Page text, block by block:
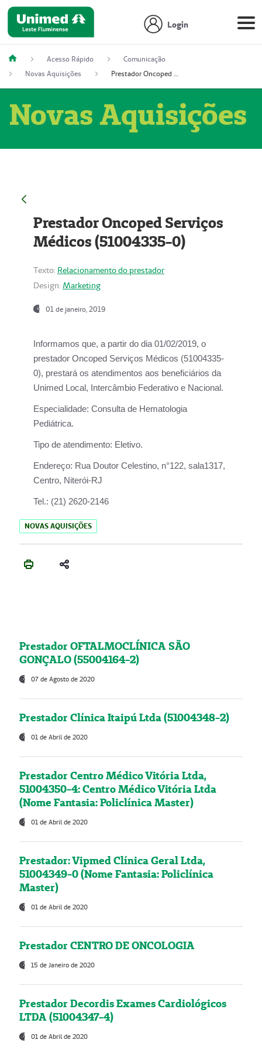
Login
Acesso Rápido
Comunicação
Novas Aquisições
Prestador Oncoped Serviços Médicos (51004335-0)
Novas Aquisições
Prestador Oncoped Serviços
Médicos (51004335-0)
Texto: Relacionamento do prestador
Design: Marketing
01 de janeiro, 2019
Informamos que, a partir do dia 01/02/2019, o
prestador Oncoped Serviços Médicos (51004335-
0), prestará os atendimentos aos beneficiários da
Unimed Local, Intercâmbio Federativo e Nacional.
Especialidade: Consulta de Hematologia
Pediátrica.
Tipo de atendimento: Eletivo.
Endereço: Rua Doutor Celestino, n°122, sala1317,
Centro, Niterói-RJ
Tel.: (21) 2620-2146
NOVAS AQUISIÇÕES
Prestador OFTALMOCLÍNICA SÃO
GONÇALO (55004164-2)
07 de Agosto de 2020
Prestador Clínica Itaipú Ltda (51004348-2)
01 de Abril de 2020
Prestador Centro Médico Vitória Ltda,
51004350-4: Centro Médico Vitória Ltda
(Nome Fantasia: Policlínica Master)
01 de Abril de 2020
Prestador: Vipmed Clínica Geral Ltda,
51004349-0 (Nome Fantasia: Policlínica
Master)
01 de Abril de 2020
Prestador CENTRO DE ONCOLOGIA
15 de Janeiro de 2020
Prestador Decordis Exames Cardiológicos
LTDA (51004347-4)
01 de Abril de 2020